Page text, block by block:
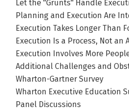
Let the "Grunts" Handle
Planning and Execution Are
Execution Takes Longer Than
Execution Is a Process, Not an
Execution Involves More
Additional Challenges and
Wharton-Gartner Survey
Wharton Executive Education
Panel Discussions